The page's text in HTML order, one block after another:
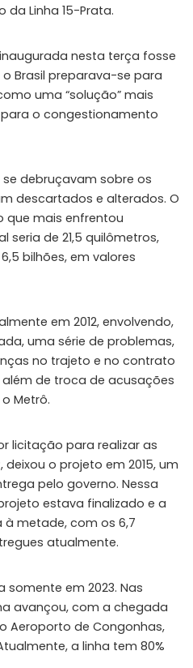
da Linha 15-Prata.
nesta terça fosse
Brasil preparava-se para
uma “solução” mais
o congestionamento
debruçavam sobre os
descartados e alterados. O
que mais enfrentou
seria de 21,5 quilômetros,
bilhões, em valores
em 2012, envolvendo,
uma série de problemas,
no trajeto e no contrato
de troca de acusações
Metrô.
licitação para realizar as
deixou o projeto em 2015, um
pelo governo. Nessa
estava finalizado e a
à metade, com os 6,7
atualmente.
em 2023. Nas
avançou, com a chegada
Aeroporto de Congonhas,
a linha tem 80%